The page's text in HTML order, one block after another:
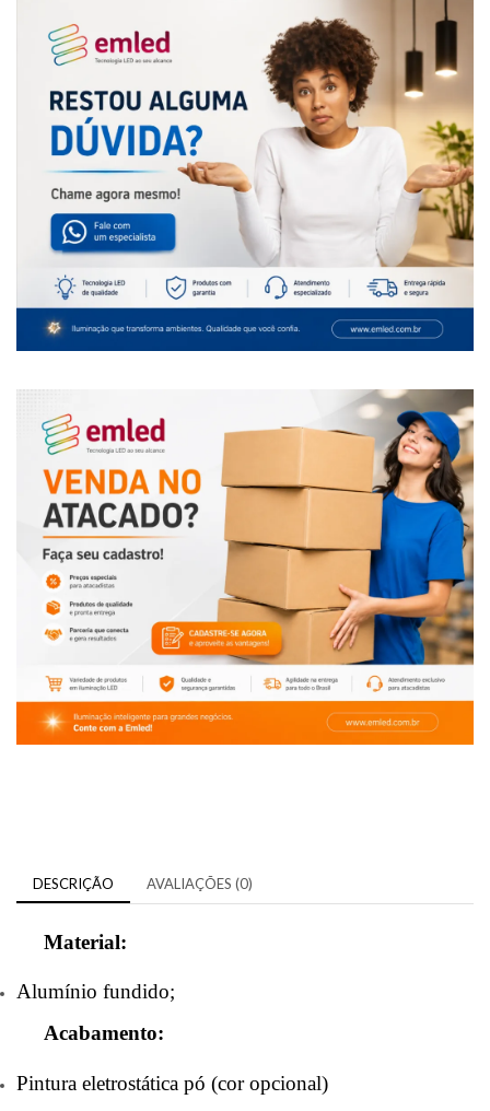
DESCRIÇÃO AVALIAÇÕES (0)
Material:
Alumínio fundido;
Acabamento:
Pintura eletrostática pó (cor opcional)